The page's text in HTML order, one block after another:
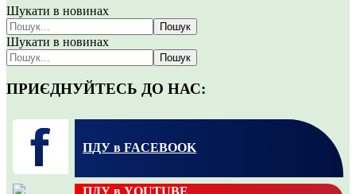
Шукати в новинах
Пошук
Шукати в новинах
Пошук
ПРИЄДНУЙТЕСЬ ДО НАС:
ПДУ в FACEBOOK
ПДУ в YOUTUBE